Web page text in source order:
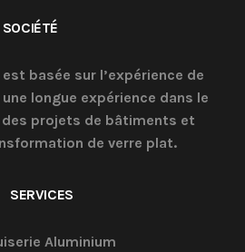
SOCIÉTÉ
est basée sur l’expérience de
longue expérience dans le
projets de bâtiments et
de verre plat.
SERVICES
Aluminium